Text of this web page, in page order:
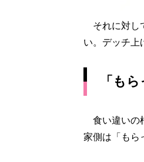
それに対し
い。デッチ上
「も
食い違いの
家側は「もら